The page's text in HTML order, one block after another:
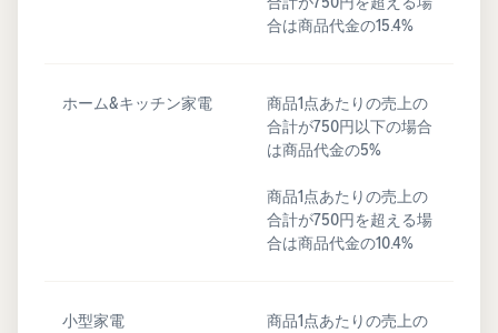
合は商品代金の15.4%
ホーム&キッチン家電
商品1点あたりの売上の
合計が750円以下の場合
は商品代金の5%
商品1点あたりの売上の
合計が750円を超える場
合は商品代金の10.4%
小型家電
商品1点あたりの売上の